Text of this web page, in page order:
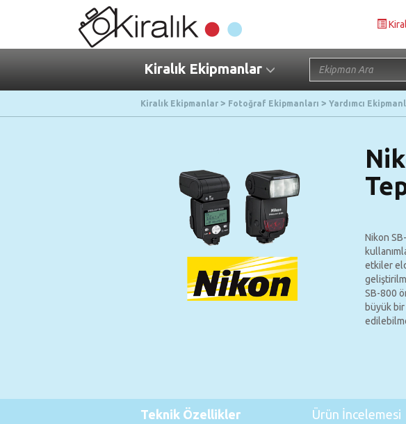
Kiralık Ekipmanlar
Kiralık Ekipmanlar Fotoğraf Ekipmanları Yardımcı
Nikon
etkiler
SB-800
büyük
Teknik Özellikler Ürün İncelemesi